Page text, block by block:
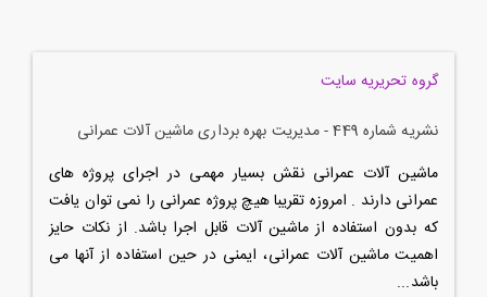
گروه تحریریه سایت
نشریه شماره 449 - مدیریت بهره برداری ماشین آلات عمرانی
ماشین آلات عمرانی نقش بسیار مهمی در اجرای پروژه های
عمرانی دارند . امروزه تقریبا هیچ پروژه عمرانی را نمی توان یافت
که بدون استفاده از ماشین آلات قابل اجرا باشد. از نکات حایز
اهمیت ماشین آلات عمرانی، ایمنی در حین استفاده از آنها می
باشد...